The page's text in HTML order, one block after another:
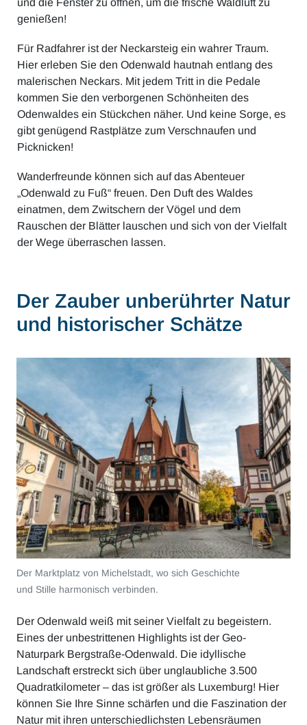
genießen!
Für Radfahrer ist der Neckarsteig ein wahrer Traum.
Hier erleben Sie den Odenwald hautnah entlang des
malerischen Neckars. Mit jedem Tritt in die Pedale
kommen Sie den verborgenen Schönheiten des
Odenwaldes ein Stückchen näher. Und keine Sorge, es
gibt genügend Rastplätze zum Verschnaufen und
Picknicken!
Wanderfreunde können sich auf das Abenteuer
„Odenwald zu Fuß“ freuen. Den Duft des Waldes
einatmen, dem Zwitschern der Vögel und dem
Rauschen der Blätter lauschen und sich von der Vielfalt
der Wege überraschen lassen.
Der Zauber unberührter Natur
und historischer Schätze
Der Marktplatz von Michelstadt, wo sich Geschichte
und Stille harmonisch verbinden.
Der Odenwald weiß mit seiner Vielfalt zu begeistern.
Eines der unbestrittenen Highlights ist der Geo-
Naturpark Bergstraße-Odenwald. Die idyllische
Landschaft erstreckt sich über unglaubliche 3.500
Quadratkilometer – das ist größer als Luxemburg! Hier
können Sie Ihre Sinne schärfen und die Faszination der
Natur mit ihren unterschiedlichsten Lebensräumen